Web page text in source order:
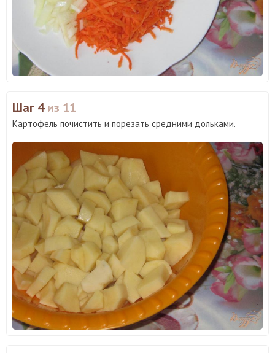
Шаг 4из 11
Картофель почистить и порезать средними дольками.